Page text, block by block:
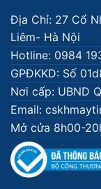
Địa Chỉ: 27 Cổ
Liêm- Hà Nội
Hotline: 0984
GPĐKKD: Số
Nơi cấp: UBND
Email:
Mở cửa 8h00-